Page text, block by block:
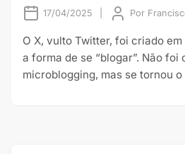
17/04/2025 Por
O X, vulto Twitter, foi criado
a forma de se “blogar”. Não
microblogging, mas se tornou